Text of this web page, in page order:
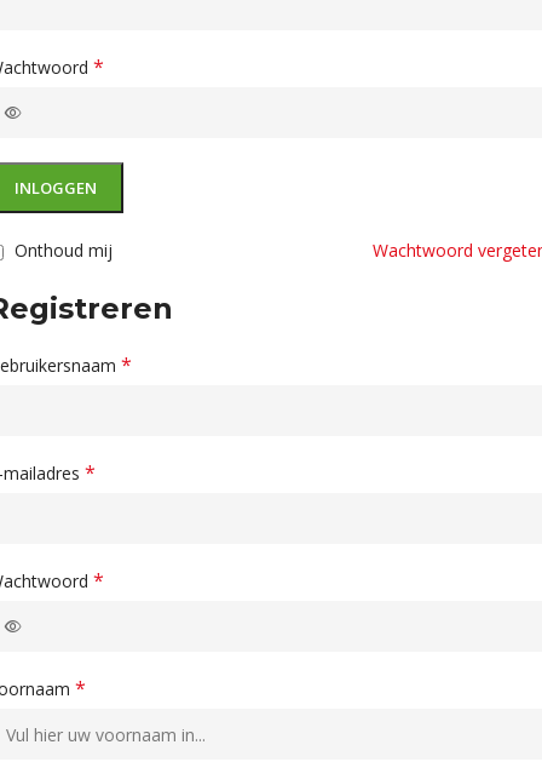
*
INLOGGEN
Wachtwoord
Onthoud mij
*
mailadres *
*
*